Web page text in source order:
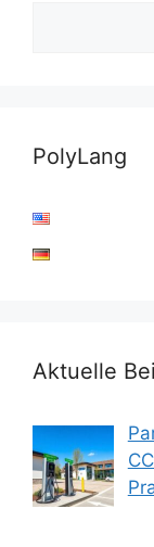
PolyLang
Aktuelle